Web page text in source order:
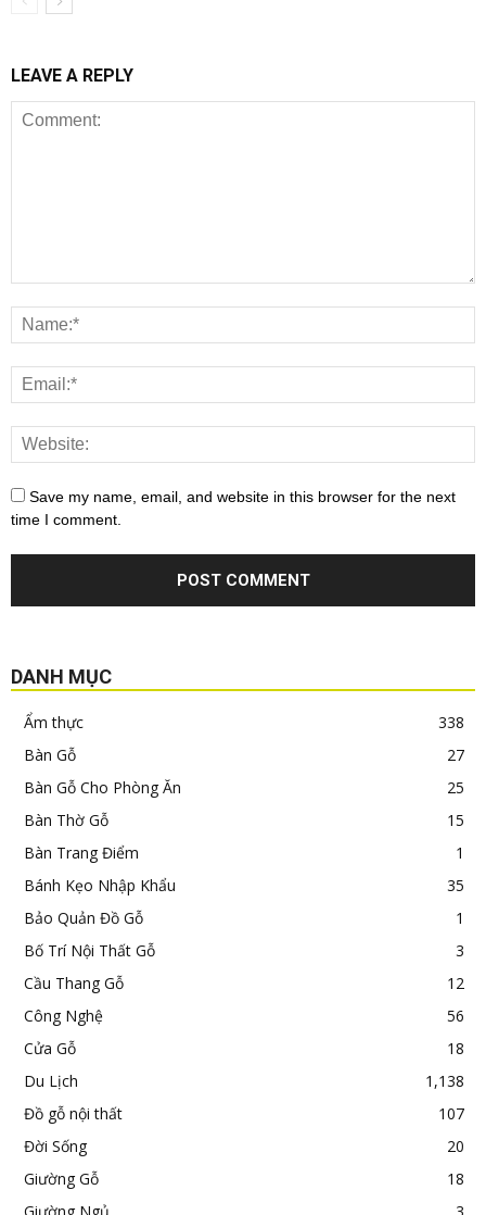
LEAVE A REPLY
Save my name, email, and website in this browser for the next
time I comment.
DANH MỤC
Ẩm thực
338
Bàn Gỗ
27
Bàn Gỗ Cho Phòng Ăn
25
Bàn Thờ Gỗ
15
Bàn Trang Điểm
1
Bánh Kẹo Nhập Khẩu
35
Bảo Quản Đồ Gỗ
1
Bố Trí Nội Thất Gỗ
3
Cầu Thang Gỗ
12
Công Nghệ
56
Cửa Gỗ
18
Du Lịch
1,138
Đồ gỗ nội thất
107
Đời Sống
20
Giường Gỗ
18
Giường Ngủ
3